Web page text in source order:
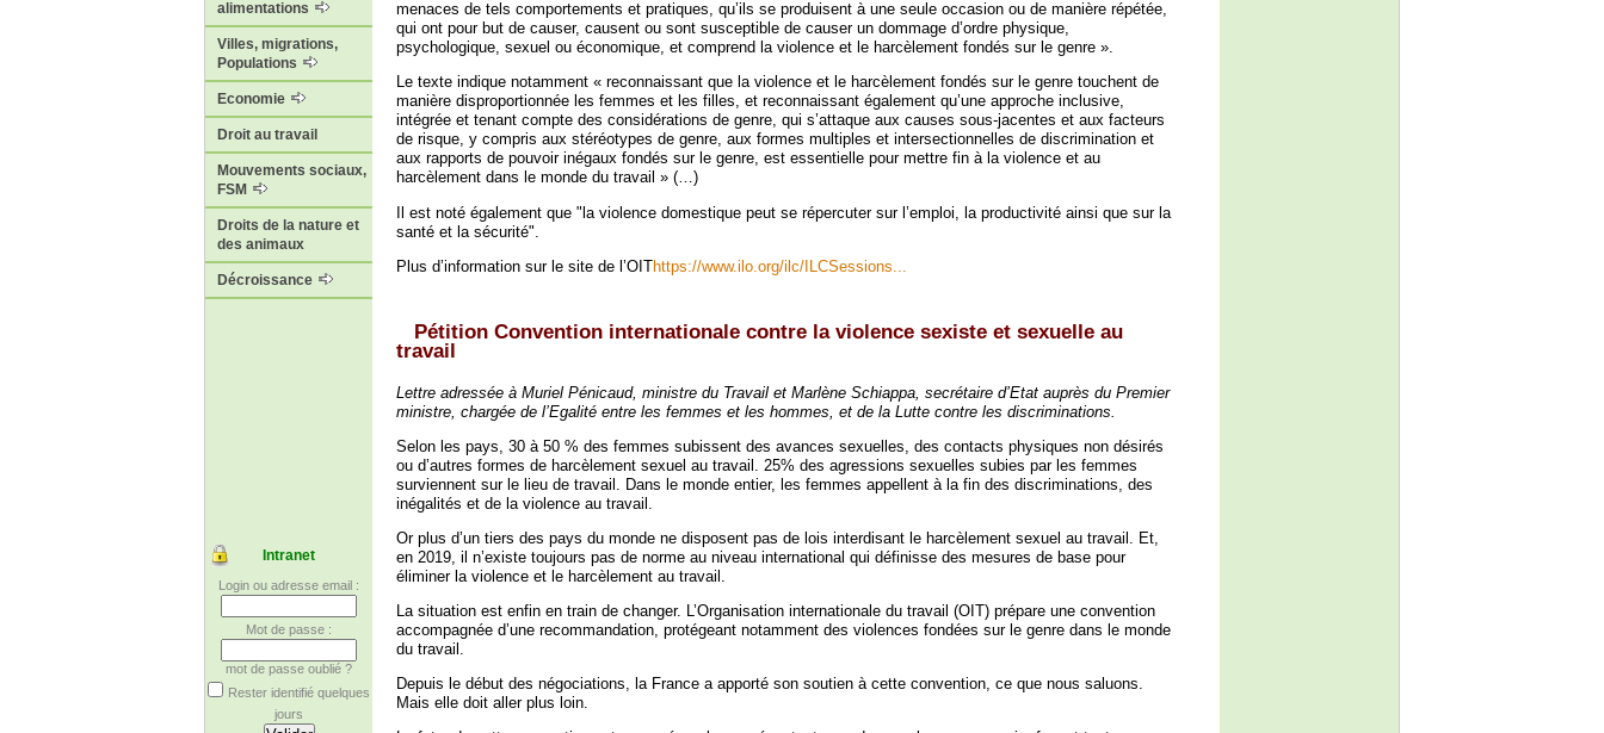
alimentations
Villes, migrations,
Populations
Economie
Droit au travail
Mouvements sociaux,
FSM
Droits de la nature et
des animaux
Décroissance
Intranet
Login ou adresse email :
Mot de passe :
mot de passe oublié ?
Rester identifié quelques
jours
menaces de tels comportements et pratiques, qu’ils se produisent à une seule occasion ou de manière répétée,
qui ont pour but de causer, causent ou sont susceptible de causer un dommage d’ordre physique,
psychologique, sexuel ou économique, et comprend la violence et le harcèlement fondés sur le genre ».
Le texte indique notamment « reconnaissant que la violence et le harcèlement fondés sur le genre touchent de
manière disproportionnée les femmes et les filles, et reconnaissant également qu’une approche inclusive,
intégrée et tenant compte des considérations de genre, qui s’attaque aux causes sous-jacentes et aux facteurs
de risque, y compris aux stéréotypes de genre, aux formes multiples et intersectionnelles de discrimination et
aux rapports de pouvoir inégaux fondés sur le genre, est essentielle pour mettre fin à la violence et au
harcèlement dans le monde du travail » (…)
Il est noté également que "la violence domestique peut se répercuter sur l’emploi, la productivité ainsi que sur la
santé et la sécurité".
Plus d’information sur le site de l’OIThttps://www.ilo.org/ilc/ILCSessions...
Pétition Convention internationale contre la violence sexiste et sexuelle au
travail
Lettre adressée à Muriel Pénicaud, ministre du Travail et Marlène Schiappa, secrétaire d’Etat auprès du Premier
ministre, chargée de l’Egalité entre les femmes et les hommes, et de la Lutte contre les discriminations.
Selon les pays, 30 à 50 % des femmes subissent des avances sexuelles, des contacts physiques non désirés
ou d’autres formes de harcèlement sexuel au travail. 25% des agressions sexuelles subies par les femmes
surviennent sur le lieu de travail. Dans le monde entier, les femmes appellent à la fin des discriminations, des
inégalités et de la violence au travail.
Or plus d’un tiers des pays du monde ne disposent pas de lois interdisant le harcèlement sexuel au travail. Et,
en 2019, il n’existe toujours pas de norme au niveau international qui définisse des mesures de base pour
éliminer la violence et le harcèlement au travail.
La situation est enfin en train de changer. L’Organisation internationale du travail (OIT) prépare une convention
accompagnée d’une recommandation, protégeant notamment des violences fondées sur le genre dans le monde
du travail.
Depuis le début des négociations, la France a apporté son soutien à cette convention, ce que nous saluons.
Mais elle doit aller plus loin.